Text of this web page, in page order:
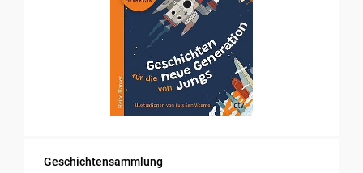
Geschichtensammlung